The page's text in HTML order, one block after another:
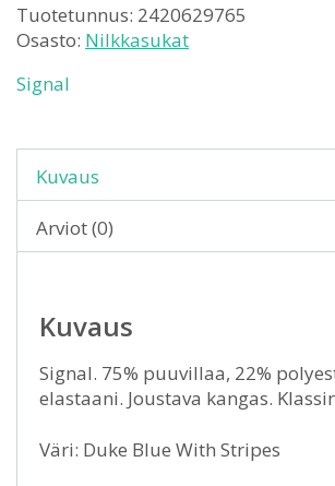
Tuotetunnus: 2420629765
Osasto: Nilkkasukat
Signal
Kuvaus
Arviot (0)
Kuvaus
Signal. 75% puuvillaa, 22%
elastaani. Joustava kangas.
Väri: Duke Blue With Stripes